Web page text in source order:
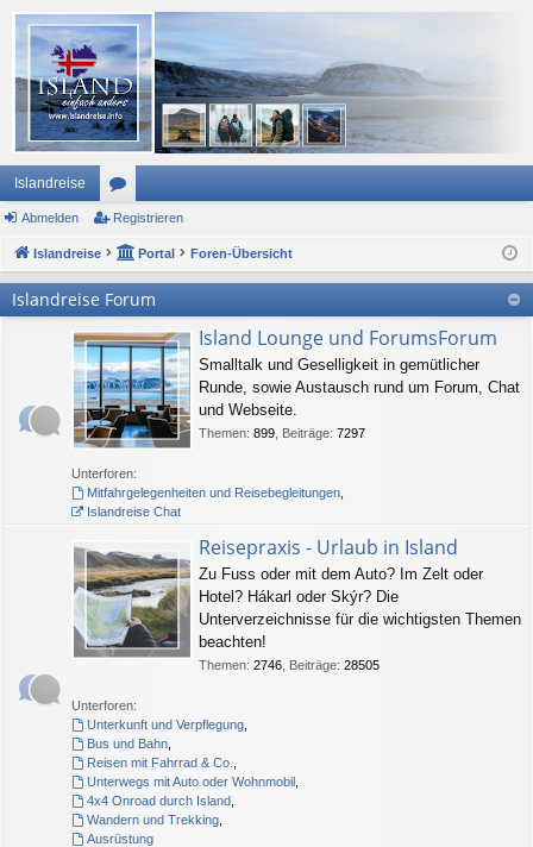
Islandreise
or
en
Abmelden Registrieren
Islandreise Portal Foren-Übersicht
Islandreise Forum
Island Lounge und ForumsForum
Smalltalk und Geselligkeit in gemütlicher
Runde, sowie Austausch rund um Forum, Chat
und Webseite.
Themen: 899 Beiträge: 7297
Unterforen:
Mitfahrgelegenheiten und Reisebegleitungen,
Islandreise Chat
Reisepraxis - Urlaub in Island
Zu Fuss oder mit dem Auto? Im Zelt oder
Hotel? Hákarl oder Skýr? Die
Unterverzeichnisse für die wichtigsten Themen
beachten!
Themen: 2746 Beiträge: 28505
Unterforen:
Unterkunft und Verpflegung,
Bus und Bahn,
Reisen mit Fahrrad & Co.
Unterwegs mit Auto oder Wohnmobil,
4x4 Onroad durch Island,
Wandern und Trekking,
Ausrüstung